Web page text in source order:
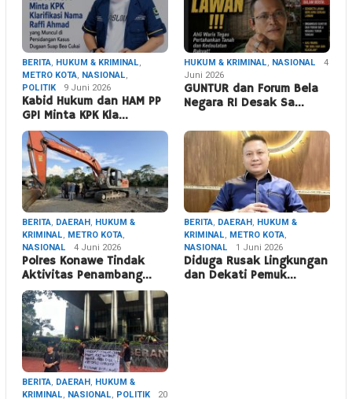
BERITA, HUKUM & KRIMINAL,
METRO KOTA, NASIONAL,
POLITIK
9 Juni 2026
Kabid Hukum dan HAM PP
GPI Minta KPK Kla…
HUKUM & KRIMINAL, NASIONAL
4
Juni 2026
GUNTUR dan Forum Bela
Negara RI Desak Sa…
BERITA, DAERAH, HUKUM &
KRIMINAL, METRO KOTA,
NASIONAL
4 Juni 2026
Polres Konawe Tindak
Aktivitas Penambang…
BERITA, DAERAH, HUKUM &
KRIMINAL, METRO KOTA,
NASIONAL
1 Juni 2026
Diduga Rusak Lingkungan
dan Dekati Pemuk…
BERITA, DAERAH, HUKUM &
KRIMINAL, NASIONAL, POLITIK 20